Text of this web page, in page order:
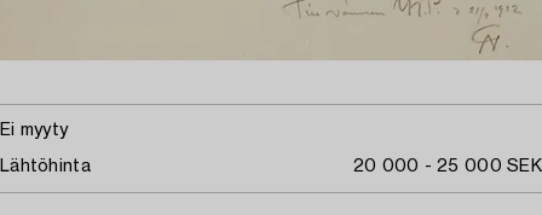
Ei myyty
Lähtöhinta 20 000 - 25 000 SEK